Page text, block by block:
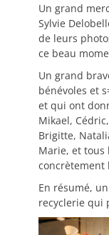
Un grand
Sylvie
de leurs
ce beau
Un grand
bénévoles et
et qui ont
Mikael,
Brigitte,
Marie, et tous
concrètement
En résumé,
recyclerie qui